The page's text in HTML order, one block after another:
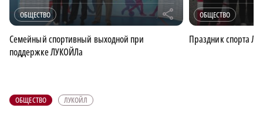
ОБЩЕСТВО r
Семейный спортивный выходной при
поддержке ЛУКОЙЛа
ОБЩЕСТВО
Праздник спорта
ОБЩЕСТВО ЛУКОЙЛ